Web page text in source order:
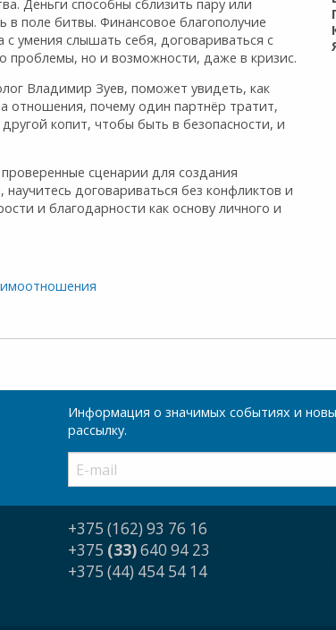
Деньги способны сблизить пару или
в поле битвы. Финансовое благополучие
с умения слышать себя, договариваться с
проблемы, но и возможности, даже в кризис.
Владимир Зуев, поможет увидеть, как
отношения, почему один партнёр тратит,
копит, чтобы быть в безопасности, и
сценарии для создания
договариваться без конфликтов и
и благодарности как основу личного и
Информация о значимых событиях и
рассылку.
+375 (162) 93 76 16
+375 (33)640 94 23
+375 (44) 454 54 14